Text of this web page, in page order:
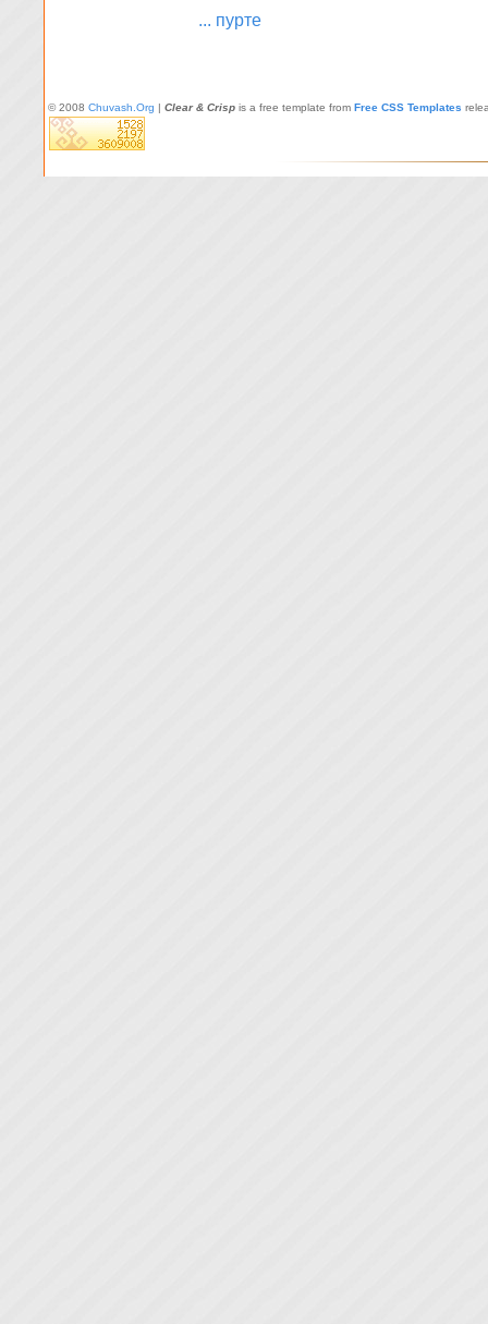
... пурте
© 2008 Chuvash.Org | Clear & Crisp is a free template from Free CSS Templates